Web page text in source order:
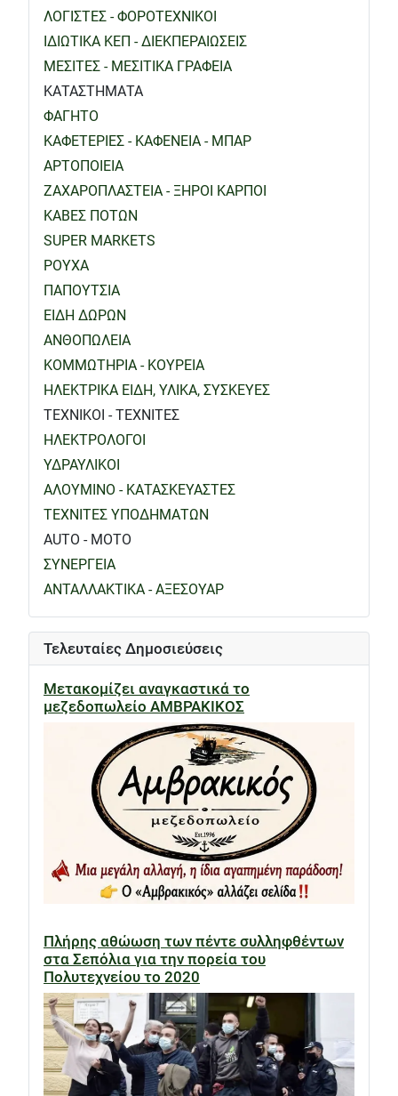
ΛΟΓΙΣΤΕΣ - ΦΟΡΟΤΕΧΝΙΚΟΙ
ΙΔΙΩΤΙΚΑ ΚΕΠ - ΔΙΕΚΠΕΡΑΙΩΣΕΙΣ
ΜΕΣΙΤΕΣ - ΜΕΣΙΤΙΚΑ ΓΡΑΦΕΙΑ
ΚΑΤΑΣΤΗΜΑΤΑ
ΦΑΓΗΤΟ
ΚΑΦΕΤΕΡΙΕΣ - ΚΑΦΕΝΕΙΑ - ΜΠΑΡ
ΑΡΤΟΠΟΙΕΙΑ
ΖΑΧΑΡΟΠΛΑΣΤΕΙΑ - ΞΗΡΟΙ ΚΑΡΠΟΙ
ΚΑΒΕΣ ΠΟΤΩΝ
SUPER MARKETS
ΡΟΥΧΑ
ΠΑΠΟΥΤΣΙΑ
ΕΙΔΗ ΔΩΡΩΝ
ΑΝΘΟΠΩΛΕΙΑ
ΚΟΜΜΩΤΗΡΙΑ - ΚΟΥΡΕΙΑ
ΗΛΕΚΤΡΙΚΑ ΕΙΔΗ, ΥΛΙΚΑ, ΣΥΣΚΕΥΕΣ
ΤΕΧΝΙΚΟΙ - ΤΕΧΝΙΤΕΣ
ΗΛΕΚΤΡΟΛΟΓΟΙ
ΥΔΡΑΥΛΙΚΟΙ
ΑΛΟΥΜΙΝΟ - ΚΑΤΑΣΚΕΥΑΣΤΕΣ
ΤΕΧΝΙΤΕΣ ΥΠΟΔΗΜΑΤΩΝ
AUTO - MOTO
ΣΥΝΕΡΓΕΙΑ
ΑΝΤΑΛΛΑΚΤΙΚΑ - ΑΞΕΣΟΥΑΡ
Τελευταίες Δημοσιεύσεις
Μετακομίζει αναγκαστικά το
μεζεδοπωλείο ΑΜΒΡΑΚΙΚΟΣ
Πλήρης αθώωση των πέντε συλληφθέντων
στα Σεπόλια για την πορεία του
Πολυτεχνείου το 2020